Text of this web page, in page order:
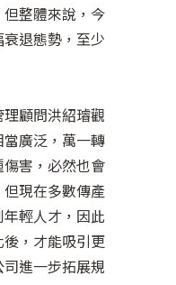
整體來說，今
退態勢，至少
顧問洪紹璿觀
廣泛，萬一轉
害，必然也會
現在多數傳產
輕人才，因此
，才能吸引更
進一步拓展規